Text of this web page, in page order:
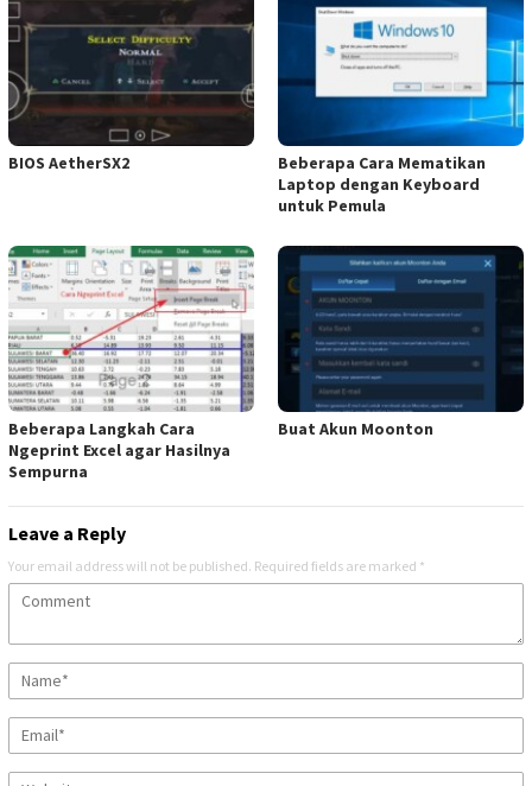
BIOS AetherSX2
Beberapa Cara Mematikan
Laptop dengan Keyboard
untuk Pemula
Beberapa Langkah Cara
Ngeprint Excel agar Hasilnya
Sempurna
Buat Akun Moonton
Leave a Reply
Your email address will not be published. Required fields are marked *